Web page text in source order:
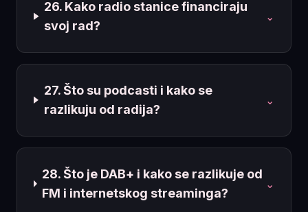
26. Kako radio stanice financiraju
svoj rad?
⌄
27. Što su podcasti i kako se
razlikuju od radija?
⌄
28. Što je DAB+ i kako se razlikuje od
FM i internetskog streaminga?
⌄